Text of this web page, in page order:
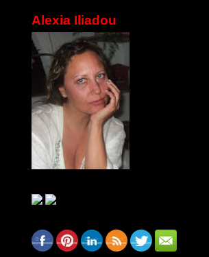
Alexia Iliadou